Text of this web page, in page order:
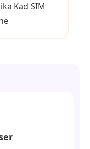
Kad SIM